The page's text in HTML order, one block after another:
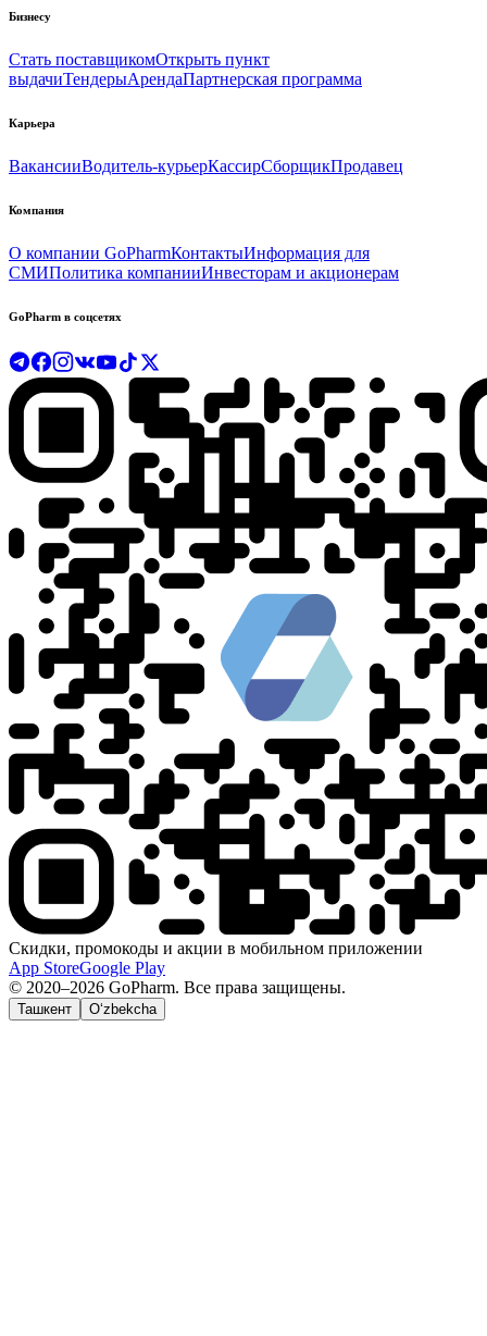
Бизнесу
Стать поставщикомОткрыть пункт
выдачиТендерыАрендаПартнерская программа
Карьера
ВакансииВодитель-курьерКассирСборщикПродавец
Компания
О компании GoPharmКонтактыИнформация для
СМИПолитика компанииИнвесторам и акционерам
GoPharm в соцсетях
Скидки, промокоды и акции в мобильном приложении
App StoreGoogle Play
© 2020–2026 GoPharm. Все права защищены.
Ташкент O‘zbekcha